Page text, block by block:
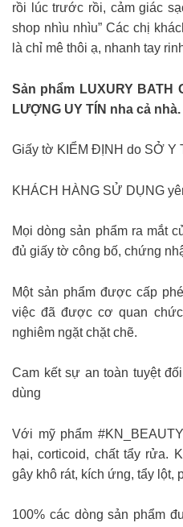
rồi lúc trước rồi, cảm giác
shop nhìu nhìu” Các chị
là chỉ mê thôi ạ, nhanh tay
Sản phẩm LUXURY BATH
LƯỢNG UY TÍN nha cả nhà.
Giấy tờ KIỂM ĐỊNH do SỞ Y
KHÁCH HÀNG SỬ DỤNG
Mọi dòng sản phẩm ra mắt
đủ giấy tờ công bố, chứng
Một sản phẩm được cấp
việc đã được cơ quan
nghiêm ngặt chặt chẽ.
Cam kết sự an toàn tuyệt
dùng
Với mỹ phẩm
hại, corticoid, chất tẩy rửa.
gây khô rát, kích ứng, tẩy lột,
100% các dòng sản phẩm